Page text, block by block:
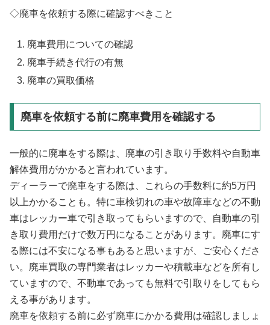
◇廃車を依頼する際に確認すべきこと
廃車費用についての確認
廃車手続き代行の有無
廃車の買取価格
廃車を依頼する前に廃車費用を確認する
一般的に廃車をする際は、廃車の引き取り手数料や自動車
解体費用がかかると言われています。
ディーラーで廃車をする際は、これらの手数料に約5万円
以上かかることも。特に車検切れの車や故障車などの不動
車はレッカー車で引き取ってもらいますので、自動車の引
き取り費用だけで数万円になることがあります。廃車にす
る際には不安になる事もあると思いますが、ご安心くださ
い。廃車買取の専門業者はレッカーや積載車などを所有し
ていますので、不動車であっても無料で引取りをしてもら
える事があります。
廃車を依頼する前に必ず廃車にかかる費用は確認しましょ